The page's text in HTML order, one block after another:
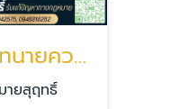
สำนักงานทนายความ ปทุมธานี
ายสุฤทธิ์